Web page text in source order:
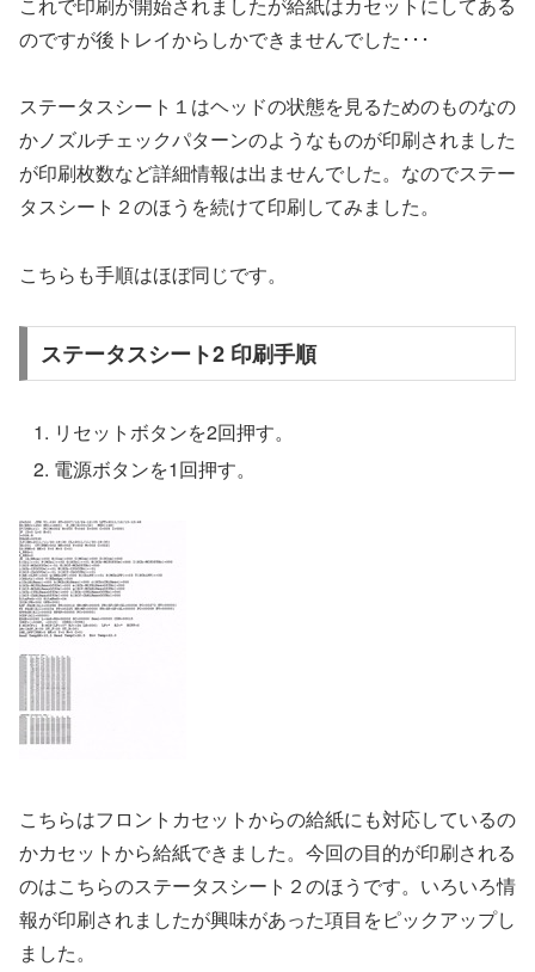
のですが後トレイからしかできませんでした･･･
ステータスシート１はヘッドの状態を見るためのものなの
かノズルチェックパターンのようなものが印刷されました
が印刷枚数など詳細情報は出ませんでした。なのでステー
タスシート２のほうを続けて印刷してみました。
こちらも手順はほぼ同じです。
ステータスシート2 印刷手順
リセットボタンを2回押す。
電源ボタンを1回押す。
こちらはフロントカセットからの給紙にも対応しているの
かカセットから給紙できました。今回の目的が印刷される
のはこちらのステータスシート２のほうです。いろいろ情
報が印刷されましたが興味があった項目をピックアップし
ました。